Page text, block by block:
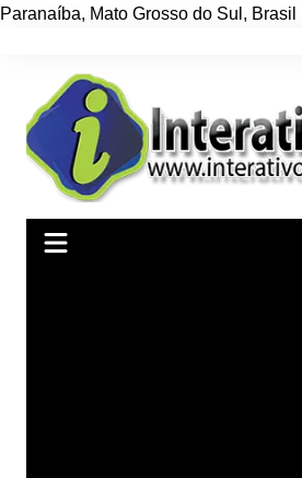
Paranaíba, Mato Grosso do Sul , Brasil
conteúdo